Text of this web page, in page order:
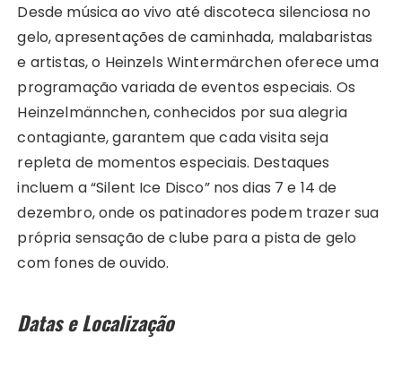
Desde música ao vivo até discoteca silenciosa no
gelo, apresentações de caminhada, malabaristas
e artistas, o Heinzels Wintermärchen oferece uma
programação variada de eventos especiais. Os
Heinzelmännchen, conhecidos por sua alegria
contagiante, garantem que cada visita seja
repleta de momentos especiais. Destaques
incluem a “Silent Ice Disco” nos dias 7 e 14 de
dezembro, onde os patinadores podem trazer sua
própria sensação de clube para a pista de gelo
com fones de ouvido.
Datas e Localização